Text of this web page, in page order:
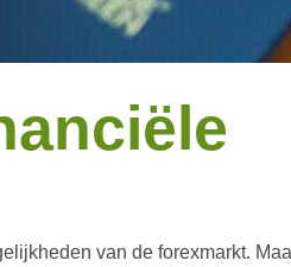
van de forexmarkt.